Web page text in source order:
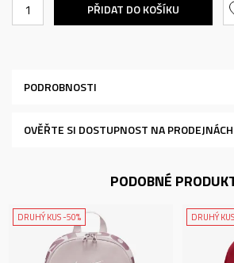
PŘIDAT DO KOŠÍKU
PODROBNOSTI
OVĚŘTE SI DOSTUPNOST NA PRODEJNÁCH
PODOBNÉ
DRUHÝ KUS -50% DRUHÝ